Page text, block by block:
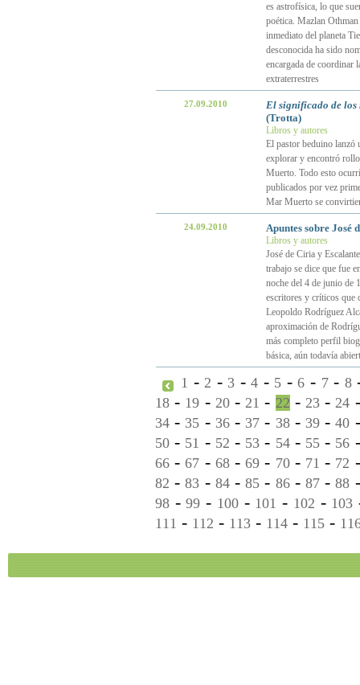
es astrofísica, lo que
poética. Mazlan
inmediato del planeta
desconocida ha sido
encargada de coordinar
extraterrestres
27.09.2010
El significado de
(Trotta)
Libros y autores
El pastor beduino lanzó
explorar y encontró
Muerto. Todo esto
publicados por vez
Mar Muerto se
24.09.2010 Apuntes sobre
Libros y autores
José de Ciria y
trabajo se dice que fue
noche del 4 de junio de
escritores y críticos que
Leopoldo Rodríguez
aproximación de
más completo perfil
básica, aún todavía
1 -2 - 3 -4 - 5 -6 - 7- 8
18 - 19 - 20-21 - 22 - 23-24
34 - 35 - 36- 37 - 38- 39-40
50 - 51 - 52 - 53 - 54- 55- 56
66 -67 - 68-69 - 70- 71 - 72
82 -83 - 84-85 - 86- 87-88
98 -99 - 100- 101 - 102 - 103
111 - 112 - 113 - 114 - 115 -